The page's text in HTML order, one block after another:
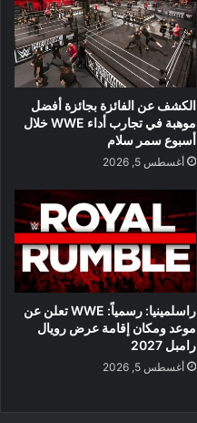
الكشف عن الفائزة بجائزة أفضل
موهبة في تجارب أداء WWE خلال
أسبوع سمر سلام
أغسطس 5, 2026
راسلمينيا: رسمياً: WWE تعلن عن
موعد ومكان إقامة عرض رويال
رامبل 2027
أغسطس 5, 2026